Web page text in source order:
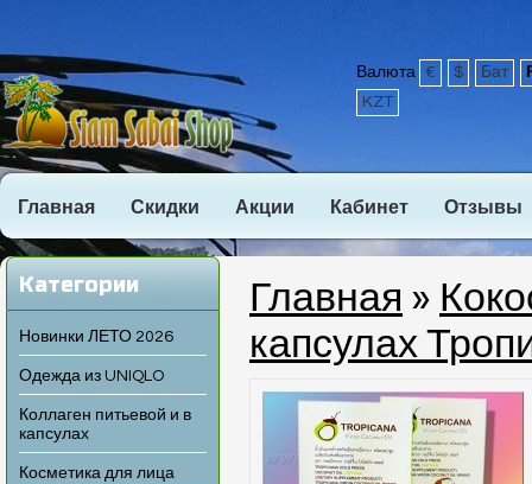
Валюта € $ Бат
KZT
Главная Скидки Акции Кабинет Отзывы
Категории
Новинки ЛЕТО 2026
Одежда из UNIQLO
Коллаген питьевой и в
капсулах
Косметика для лица
Главная »
капсулах